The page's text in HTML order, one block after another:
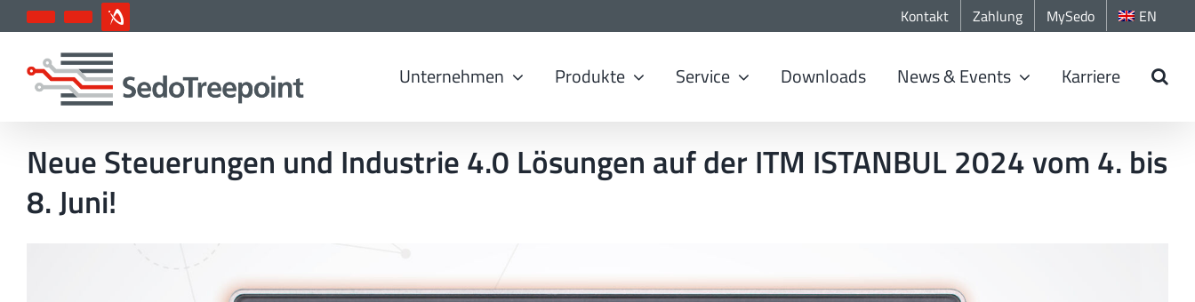
Zum
springen
YouTubeLinkedInIndustryArena Kontakt Zahlung MySedo EN
Unternehmen Produkte Service Downloads News & Events Karriere
Neue Steuerungen und Industrie 4.0 Lösungen auf der ITM ISTANBUL 2024 vom 4. bis
8. Juni!